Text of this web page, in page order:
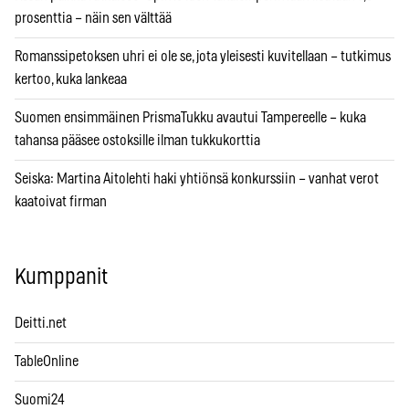
prosenttia – näin sen välttää
Romanssipetoksen uhri ei ole se, jota yleisesti kuvitellaan – tutkimus
kertoo, kuka lankeaa
Suomen ensimmäinen PrismaTukku avautui Tampereelle – kuka
tahansa pääsee ostoksille ilman tukkukorttia
Seiska: Martina Aitolehti haki yhtiönsä konkurssiin – vanhat verot
kaatoivat firman
Kumppanit
Deitti.net
TableOnline
Suomi24